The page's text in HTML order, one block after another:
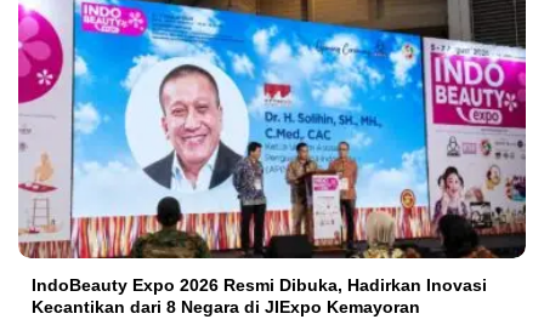
IndoBeauty Expo 2026 Resmi Dibuka, Hadirkan Inovasi
Kecantikan dari 8 Negara di JIExpo Kemayoran